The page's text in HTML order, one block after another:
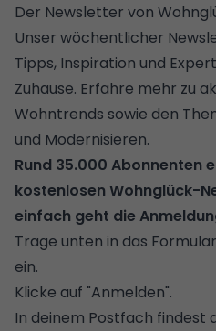
Der Newsletter von
Unser wöchentlicher
Tipps, Inspiration und
Zuhause. Erfahre mehr zu
Wohntrends sowie den
und Modernisieren.
Rund 35.000 Abonnenten
kostenlosen Wohnglück-
einfach geht die
Trage unten in das
ein.
Klicke auf "Anmelden".
In deinem Postfach findest